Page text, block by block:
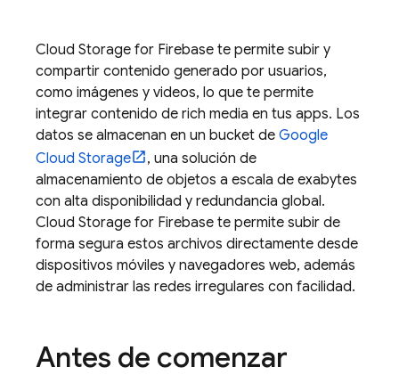
Cloud Storage for Firebase te permite subir y
compartir contenido generado por usuarios,
como imágenes y videos, lo que te permite
integrar contenido de rich media en tus apps. Los
datos se almacenan en un bucket de Google
Cloud Storage
, una solución de
almacenamiento de objetos a escala de exabytes
con alta disponibilidad y redundancia global.
Cloud Storage for Firebase te permite subir de
forma segura estos archivos directamente desde
dispositivos móviles y navegadores web, además
de administrar las redes irregulares con facilidad.
Antes de comenzar